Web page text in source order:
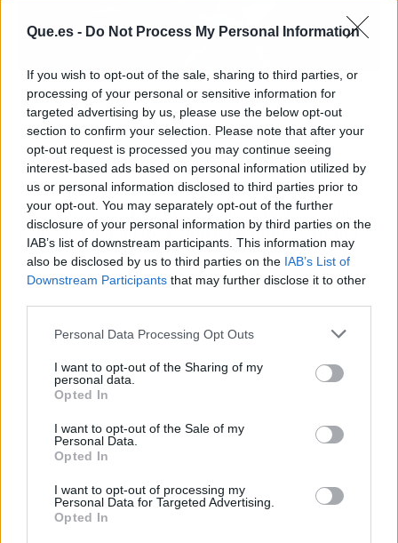
Que.es - Do Not Process My Personal Information
If you wish to opt-out of the sale, sharing to third parties, or
processing of your personal or sensitive information for
targeted advertising by us, please use the below opt-out
section to confirm your selection. Please note that after your
opt-out request is processed you may continue seeing
interest-based ads based on personal information utilized by
us or personal information disclosed to third parties prior to
your opt-out. You may separately opt-out of the further
disclosure of your personal information by third parties on the
IAB’s list of downstream participants. This information may
also be disclosed by us to third parties on the IAB’s List of
Downstream Participants that may further disclose it to other
Personal Data Processing Opt Outs
I want to opt-out of the Sharing of my
personal data.
Opted In
I want to opt-out of the Sale of my
Personal Data.
Opted In
I want to opt-out of processing my
Personal Data for Targeted Advertising.
Opted In
Fuente: Europa Press
En sus quejas formuladas a través de redes
sociales se preguntan si merecen vivir así, esto
parece solo un adelanto de lo que les espera. El
verano se está llenando de espectáculos
musicales, y con él un estadio con una agenda
llena deconciertos como Lola Índigo, Aitana…